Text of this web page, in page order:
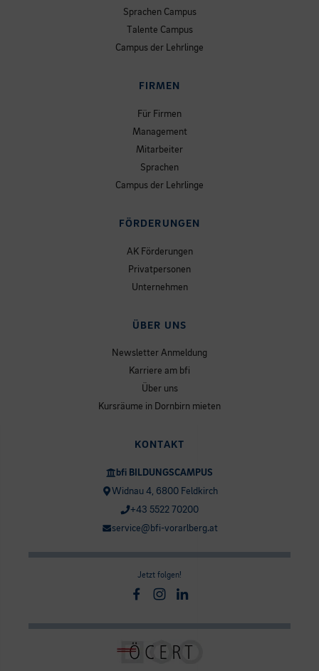
Sprachen Campus
Talente Campus
Campus der Lehrlinge
FIRMEN
Für Firmen
Management
Mitarbeiter
Sprachen
Campus der Lehrlinge
FÖRDERUNGEN
AK Förderungen
Privatpersonen
Unternehmen
ÜBER UNS
Newsletter Anmeldung
Karriere am bfi
Über uns
Kursräume in Dornbirn mieten
KONTAKT
bfi BILDUNGSCAMPUS
Widnau 4, 6800 Feldkirch
+43 5522 70200
service@bfi-vorarlberg.at
Jetzt folgen!
Facebook
Instagram
Linkedin